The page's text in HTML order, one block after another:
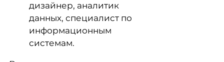
дизайнер, аналитик
данных, специалист по
информационным
системам.